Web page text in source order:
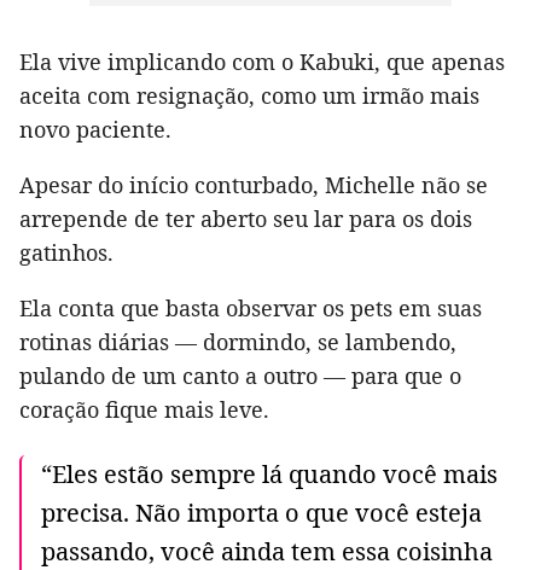
Ela vive implicando com o Kabuki, que apenas
aceita com resignação, como um irmão mais
novo paciente.
Apesar do início conturbado, Michelle não se
arrepende de ter aberto seu lar para os dois
gatinhos.
Ela conta que basta observar os pets em suas
rotinas diárias — dormindo, se lambendo,
pulando de um canto a outro — para que o
coração fique mais leve.
“Eles estão sempre lá quando você mais
precisa. Não importa o que você esteja
passando, você ainda tem essa coisinha